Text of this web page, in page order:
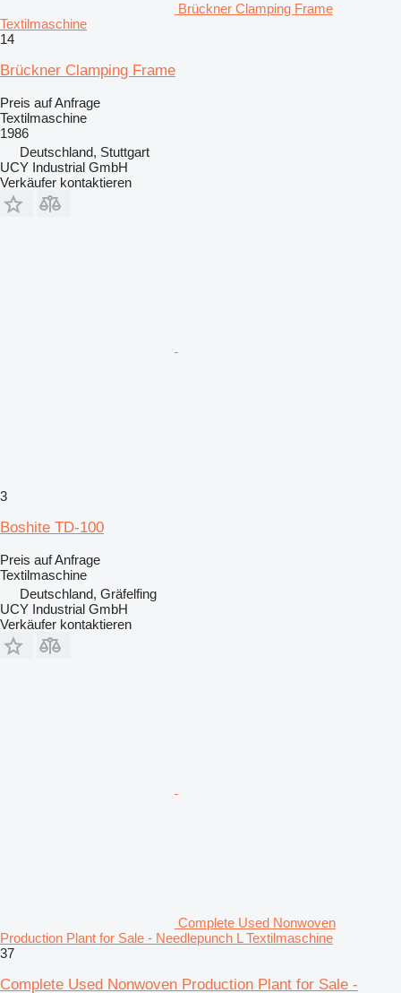
Brückner Clamping Frame
Textilmaschine
14
Brückner Clamping Frame
Preis auf Anfrage
Textilmaschine
1986
Deutschland, Stuttgart
UCY Industrial GmbH
Verkäufer kontaktieren
3
Boshite TD-100
Preis auf Anfrage
Textilmaschine
Deutschland, Gräfelfing
UCY Industrial GmbH
Verkäufer kontaktieren
Complete Used Nonwoven
Production Plant for Sale - Needlepunch L Textilmaschine
37
Complete Used Nonwoven Production Plant for Sale -